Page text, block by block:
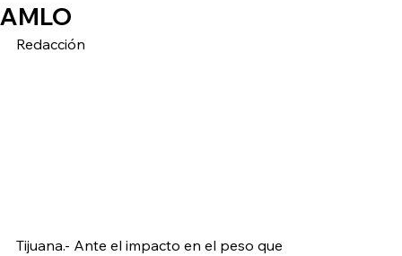
AMLO
Redacción
Tijuana.- Ante el impacto en el peso que